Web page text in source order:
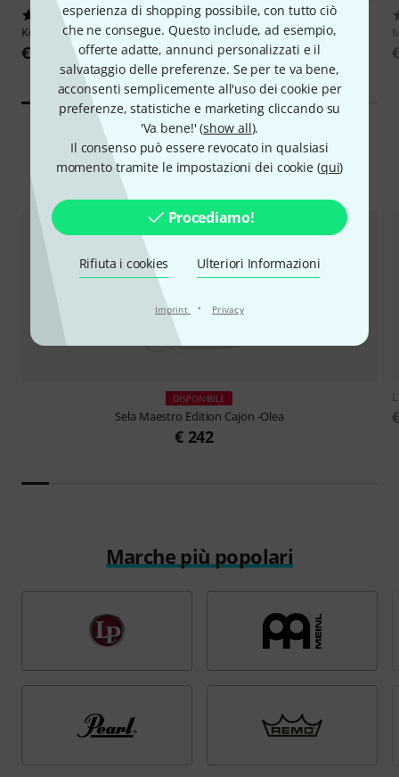
esperienza di shopping possibile, con tutto ciò
che ne consegue. Questo include, ad esempio,
offerte adatte, annunci personalizzati e il
salvataggio delle preferenze. Se per te va bene,
acconsenti semplicemente all'uso dei cookie per
preferenze, statistiche e marketing cliccando su
'Va bene!' (show all).
Il consenso può essere revocato in qualsiasi
momento tramite le impostazioni dei cookie (qui)
Procediamo!
Rifiuta i cookies Ulteriori Informazioni
Imprint · Privacy
419
Koshi Chimes Aqua
€ 41
11
StartoneHandpan D Kurd
A=440Hz CD
€ 499
Nuovi arrivi
DISPONIBILE
Sela Maestro Edition Cajon -Olea
€ 242
Marche più popolari